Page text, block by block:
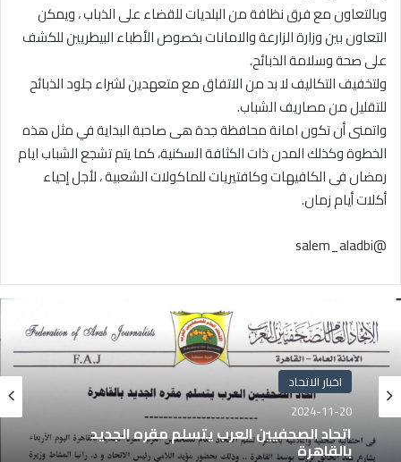
وبالتعاون مع فرق نظافة من البلديات للقضاء على الذباب ، ويمكن
التعاون بين وزارة الزارعة والامانات بخصوص الأطباء البيطريين للكشف
على صحة وسلامة الذبائح.
ولتخفيف التكاليف لا بد من الاتفاق مع متعهدين لشراء جلود الذبائح
للتقليل من مصاريف الشباب.
واتمنى أن تكون امانة محافظة جدة هى صاحبة البداية في مثل هذه
الخطوة وكذلك المدن ذات الكثافة السكنية، كما يتم تشجع الشباب ايام
رمضان فى الكافيهات وكافتيريات للماكولات الشعبية ، لأجل إحياء
أكلات أيام زمان.
@salem_aladbi
اخبار الاتحاد
2024-11-20
اتحاد الصحفيين العرب يتسلم مقره الجديد
بالقاهرة